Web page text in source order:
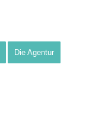
Die Agentur